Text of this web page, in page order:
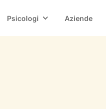
Psicologi Aziende